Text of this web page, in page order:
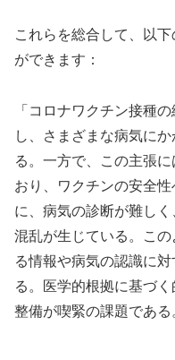
これらを総合して、以
ができます：
「コロナワクチン接種
し、さまざまな病気に
る。一方で、この主張
おり、ワクチンの安全
に、病気の診断が難し
混乱が生じている。こ
る情報や病気の認識に
る。医学的根拠に基づ
整備が喫緊の課題である